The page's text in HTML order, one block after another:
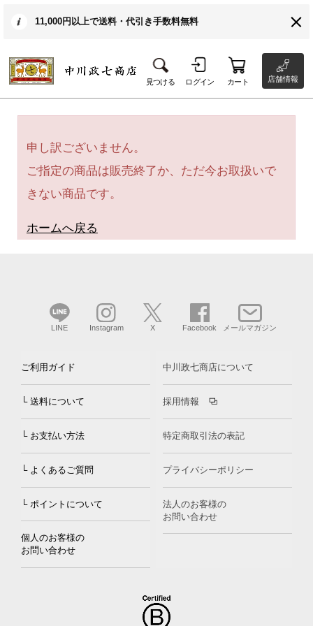
11,000円以上で送料・代引き手数料無料
見つける ログイン カート 店舗情報
申し訳ございません。
ご指定の商品は販売終了か、ただ今お取扱いで
きない商品です。
ホームへ戻る
LINE Instagram X Facebook メールマガジン
ご利用ガイド
└ 送料について
└ お支払い方法
└ よくあるご質問
└ ポイントについて
個人のお客様の
お問い合わせ
中川政七商店について
採用情報
特定商取引法の表記
プライバシーポリシー
法人のお客様の
お問い合わせ